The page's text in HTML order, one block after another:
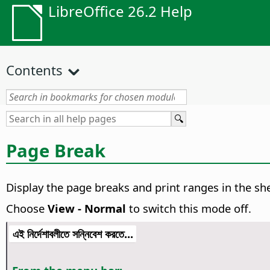
LibreOffice 26.2 Help
Contents
Page Break
Display the page breaks and print ranges in the
Choose View - Normal to switch this mode off.
এই নির্দেশাবলীতে সন্নিবেশ করতে...